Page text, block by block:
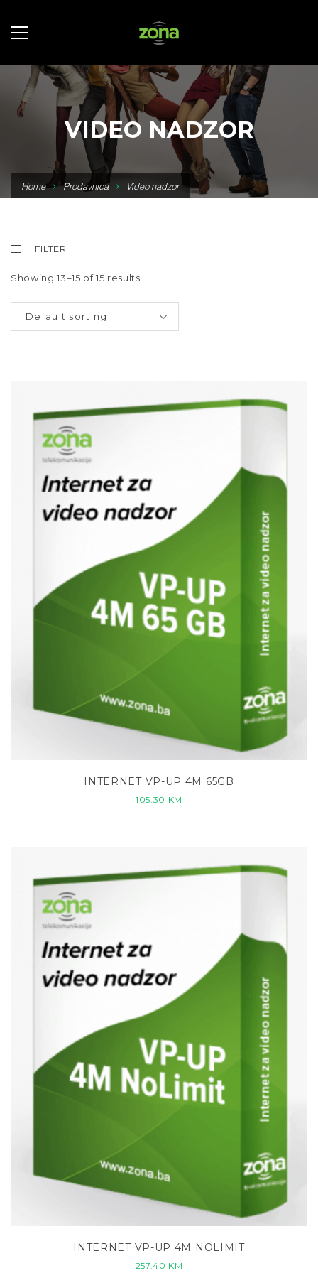
VIDEO NADZOR
Home Prodavnica Video nadzor
FILTER
Showing 13–15 of 15 results
INTERNET VP-UP 4M 65GB
105.30 KM
INTERNET VP-UP 4M NOLIMIT
257.40 KM